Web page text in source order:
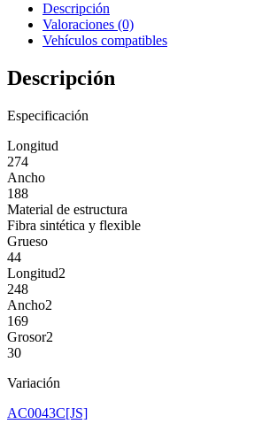
Descripción
Valoraciones (0)
Vehículos compatibles
Descripción
Especificación
Longitud
274
Ancho
188
Material de estructura
Fibra sintética y flexible
Grueso
44
Longitud2
248
Ancho2
169
Grosor2
30
Variación
AC0043C[JS]